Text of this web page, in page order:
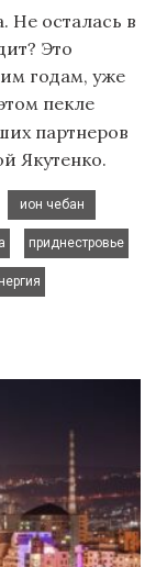
Не осталась в
Это
годам, уже
пекле
партнеров
Якутенко.
ион чебан
приднестровье